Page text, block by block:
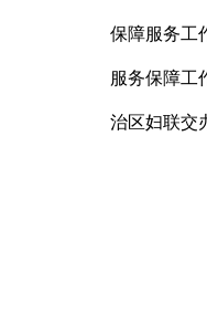
保障服务工
服务保障工
治区妇联交